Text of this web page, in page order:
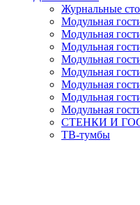
Журнальные
Модульная
Модульная
Модульная
Модульная
Модульная
Модульная
Модульная
Модульная
СТЕНКИ И
ТВ-тумбы